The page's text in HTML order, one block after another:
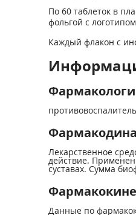
По 60 таблеток в
фольгой с
Каждый флакон с
Лекарственное
действие.
суставах. Сумма
Данные по